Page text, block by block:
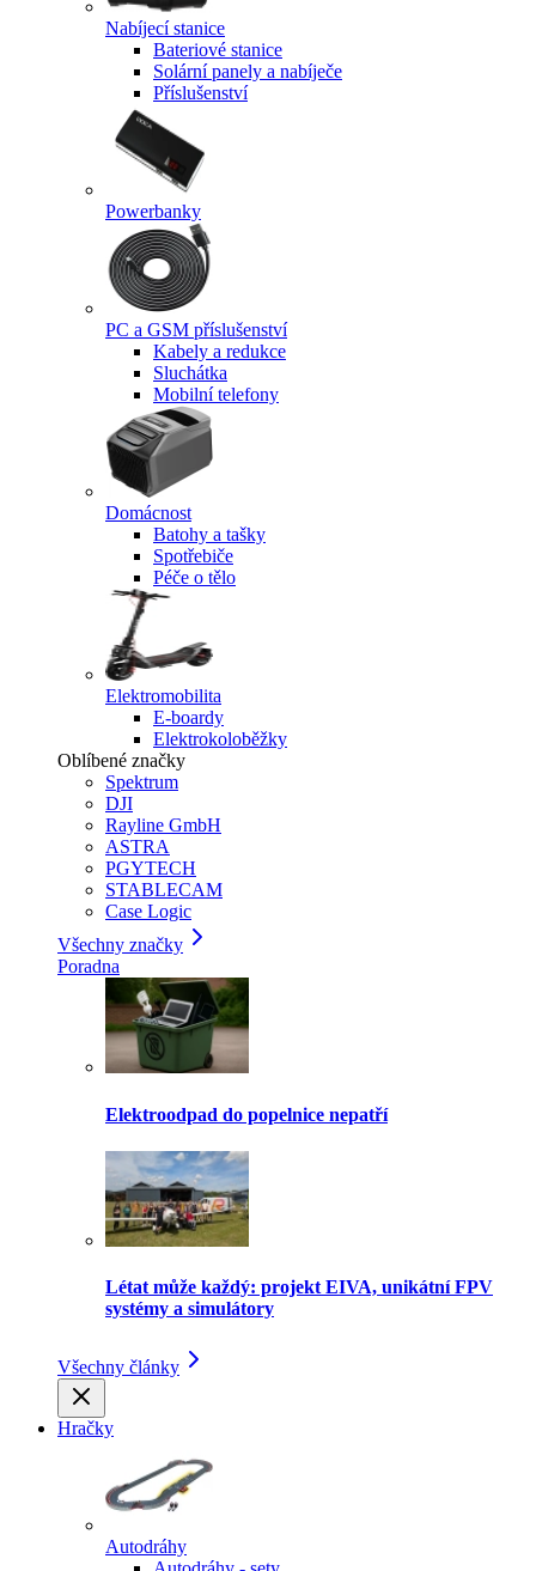
Nabíjecí stanice
Bateriové stanice
Solární panely a nabíječe
Příslušenství
Powerbanky
PC a GSM příslušenství
Kabely a redukce
Sluchátka
Mobilní telefony
Domácnost
Batohy a tašky
Spotřebiče
Péče o tělo
Elektromobilita
E-boardy
Elektrokoloběžky
Oblíbené značky
Spektrum
DJI
Rayline GmbH
ASTRA
PGYTECH
STABLECAM
Case Logic
Všechny značky
Poradna
Elektroodpad do popelnice nepatří
Létat může každý: projekt EIVA, unikátní FPV
systémy a simulátory
Všechny články
Hračky
Autodráhy